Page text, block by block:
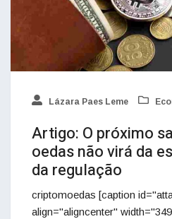
Lázara Paes Leme
Artigo: O próximo
oedas não virá da
da regulação
criptomoedas [caption
align="aligncenter"